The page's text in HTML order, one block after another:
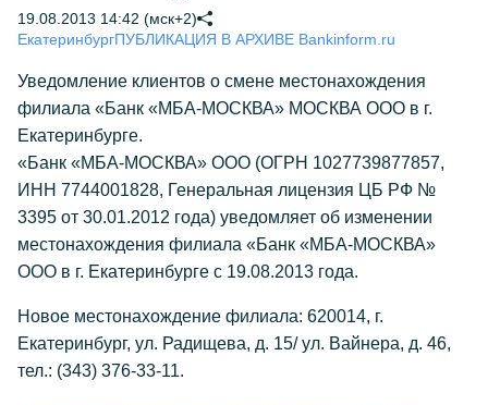
19.08.2013 14:42 (мск+2)
ЕкатеринбургПУБЛИКАЦИЯ В АРХИВЕ Bankinform.ru
Уведомление клиентов о смене местонахождения
филиала «Банк «МБА-МОСКВА» МОСКВА ООО в г.
Екатеринбурге.
«Банк «МБА-МОСКВА» ООО (ОГРН 1027739877857,
ИНН 7744001828, Генеральная лицензия ЦБ РФ №
3395 от 30.01.2012 года) уведомляет об изменении
местонахождения филиала «Банк «МБА-МОСКВА»
ООО в г. Екатеринбурге с 19.08.2013 года.
Новое местонахождение филиала: 620014, г.
Екатеринбург, ул. Радищева, д. 15/ ул. Вайнера, д. 46,
тел.: (343) 376-33-11.